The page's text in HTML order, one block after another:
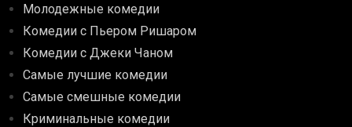
Молодежные комедии
Комедии с Пьером Ришаром
Комедии с Джеки Чаном
Самые лучшие комедии
Самые смешные комедии
Криминальные комедии